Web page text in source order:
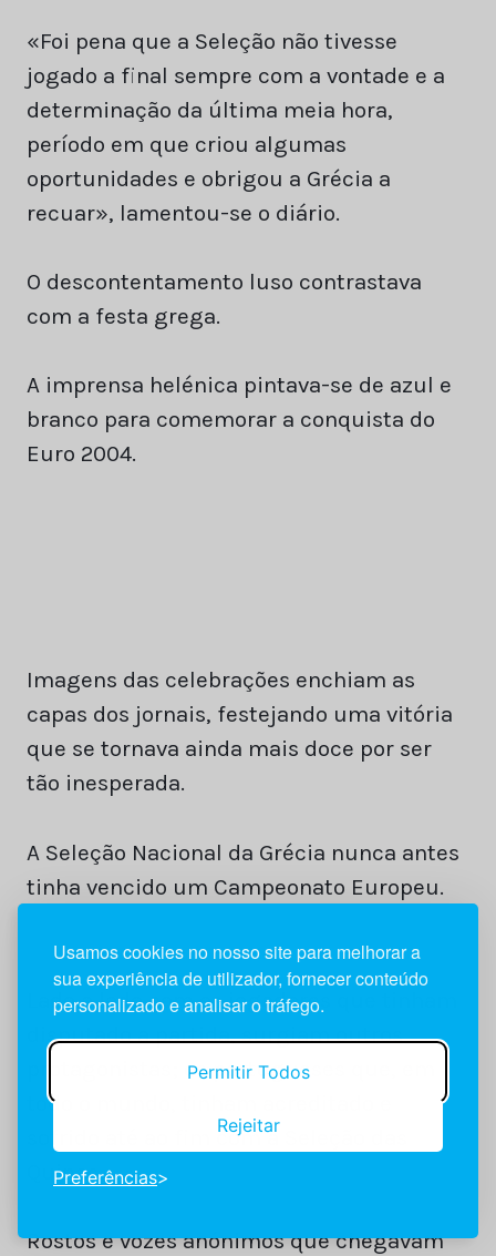
Usamos cookies no nosso site para melhorar a
sua experiência de utilizador, fornecer conteúdo
personalizado e analisar o tráfego.
Permitir Todos
Rejeitar
Preferências
«Foi pena que a Seleção não tivesse
jogado a final sempre com a vontade e a
determinação da última meia hora,
período em que criou algumas
oportunidades e obrigou a Grécia a
recuar», lamentou-se o diário.
O descontentamento luso contrastava
com a festa grega.
A imprensa helénica pintava-se de azul e
branco para comemorar a conquista do
Euro 2004.
Imagens das celebrações enchiam as
capas dos jornais, festejando uma vitória
que se tornava ainda mais doce por ser
tão inesperada.
A Seleção Nacional da Grécia nunca antes
tinha vencido um Campeonato Europeu.
Lado a lado com os jogadores que tinham
disputado a partida, surgiam outros
protagonistas; os portugueses que, em
todo o mundo, tinham acreditado e
sofrido até ao fim com a Seleção das
Quinas.
Rostos e vozes anónimos que chegavam